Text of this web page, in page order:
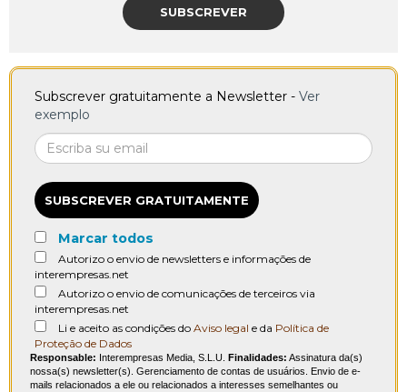
SUBSCREVER
Subscrever gratuitamente a Newsletter - Ver
exemplo
SUBSCREVER GRATUITAMENTE
Marcar todos
Autorizo o envio de newsletters e informações de
interempresas.net
Autorizo o envio de comunicações de terceiros via
interempresas.net
Li e aceito as condições do Aviso legal e da Política de
Proteção de Dados
Responsable: Interempresas Media, S.L.U. Finalidades: Assinatura da(s)
nossa(s) newsletter(s). Gerenciamento de contas de usuários. Envio de e-
mails relacionados a ele ou relacionados a interesses semelhantes ou